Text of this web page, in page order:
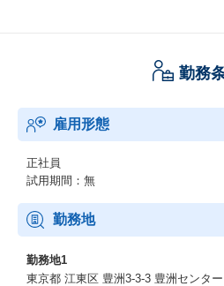
勤務
雇用形態
正社員
試用期間：無
勤務地
勤務地1
東京都 江東区 豊洲3-3-3 豊洲センタ